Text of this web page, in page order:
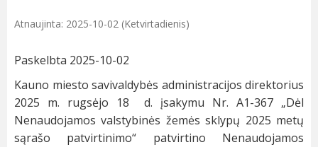
Atnaujinta: 2025-10-02 (Ketvirtadienis)
Paskelbta 2025-10-02
Kauno miesto savivaldybės administracijos direktorius
2025 m. rugsėjo 18 d. įsakymu Nr. A1-367 „Dėl
Nenaudojamos valstybinės žemės sklypų 2025 metų
sąrašo patvirtinimo“ patvirtino Nenaudojamos